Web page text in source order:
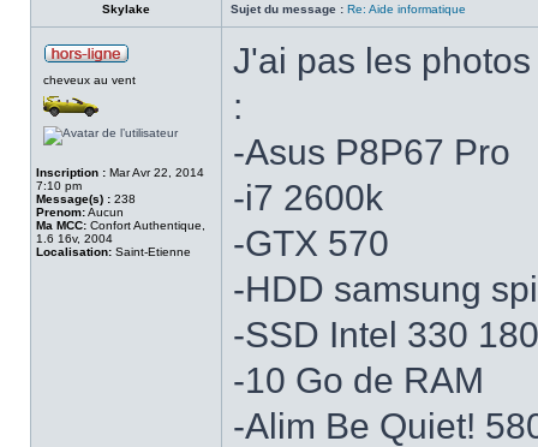
Skylake Sujet du message : Re: Aide informatique
cheveux au vent
Inscription : Mar Avr 22, 2014
7:10 pm
Message(s) : 238
Prenom:Aucun
Ma MCC: Confort Authentique,
1.6 16v, 2004
Localisation: Saint-Etienne
J'ai pas les
:
-Asus P8P67 Pro
-i7 2600k
-GTX 570
-HDD samsung
-SSD Intel 330
-10 Go de RAM
-Alim Be Quiet!